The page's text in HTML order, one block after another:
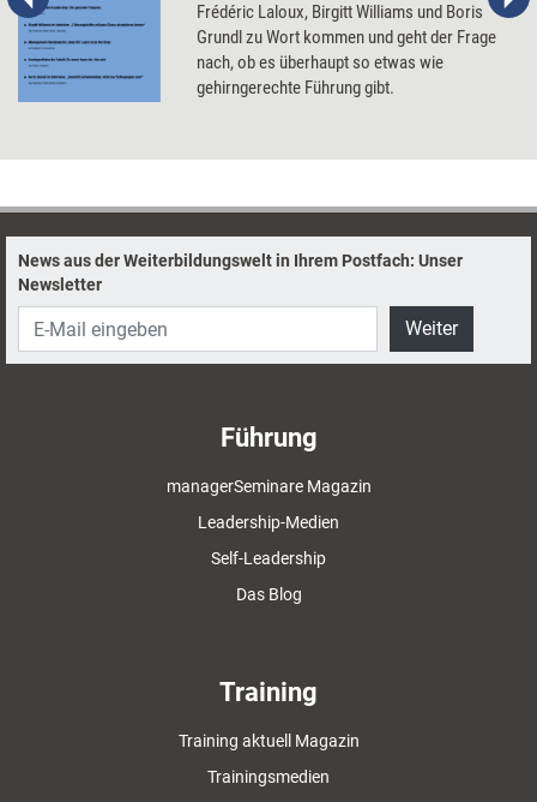
Frédéric Laloux, Birgitt Williams und Boris
Grundl zu Wort kommen und geht der Frage
nach, ob es überhaupt so etwas wie
gehirngerechte Führung gibt.
News aus der Weiterbildungswelt in Ihrem Postfach: Unser
Newsletter
Weiter
Führung
managerSeminare Magazin
Leadership-Medien
Self-Leadership
Das Blog
Training
Training aktuell Magazin
Trainingsmedien